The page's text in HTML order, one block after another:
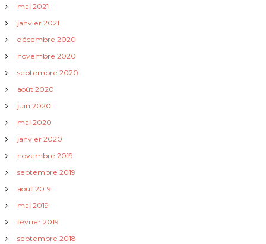
t
i
c
l
e
mai 2021
janvier 2021
décembre 2020
novembre 2020
septembre 2020
août 2020
juin 2020
mai 2020
janvier 2020
novembre 2019
septembre 2019
août 2019
mai 2019
février 2019
septembre 2018